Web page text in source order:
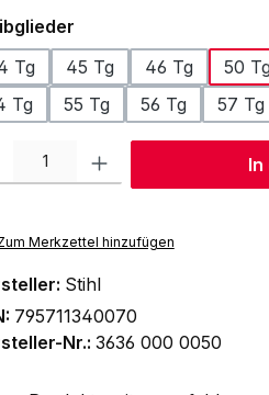
auswählen
Tg
45 Tg 46 Tg 50
Tg
55 Tg 56 Tg 57 Tg
Anzahl: Gib den gewünschten
In
Merkzettel hinzufügen
Stihl
795711340070
Nr.: 3636 000 0050